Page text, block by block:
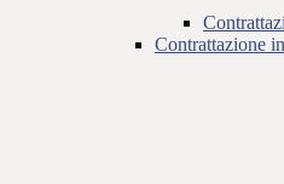
Contrattazione